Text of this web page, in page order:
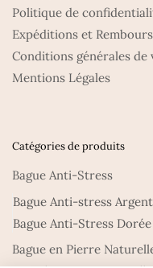
Politique de
Expéditions et
Conditions générales de
Mentions Légales
Catégories de produits
Bague Anti-Stress
Bague Anti-stress
Bague Anti-Stress Dorée
Bague en Pierre